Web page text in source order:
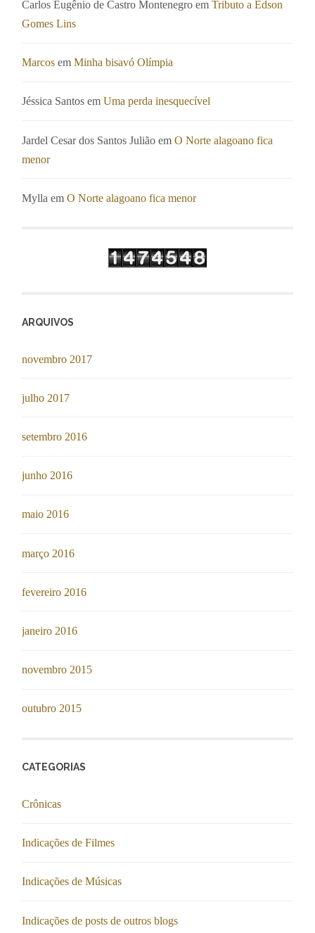
Carlos Eugênio de Castro Montenegro emTributo a Edson
Gomes Lins
Marcos emMinha bisavó Olímpia
Jéssica Santos emUma perda inesquecível
Jardel Cesar dos Santos Julião emO Norte alagoano fica
menor
Mylla emO Norte alagoano fica menor
ARQUIVOS
novembro 2017
julho 2017
setembro 2016
junho 2016
maio 2016
março 2016
fevereiro 2016
janeiro 2016
novembro 2015
outubro 2015
CATEGORIAS
Crônicas
Indicações de Filmes
Indicações de Músicas
Indicações de posts de outros blogs